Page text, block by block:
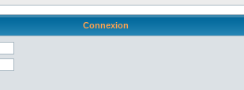
Connexion